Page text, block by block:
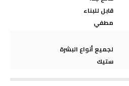
قابل للبناء
مطفي
لجميع أنواع البشرة
ستيك